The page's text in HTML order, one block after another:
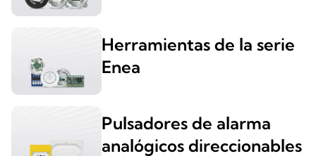
Herramientas de la serie
Enea
Pulsadores de alarma
analógicos direccionables